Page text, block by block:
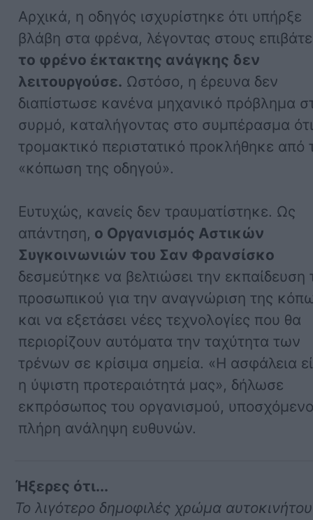
Αρχικά, η οδηγός ισχυρίστηκε ότι υπήρξε
βλάβη στα φρένα, λέγοντας στους
το φρένο έκτακτης ανάγκης δεν
λειτουργούσε. Ωστόσο, η έρευνα δεν
διαπίστωσε κανένα μηχανικό πρόβλημα
συρμό, καταλήγοντας στο συμπέρασμα
τρομακτικό περιστατικό προκλήθηκε από
«κόπωση της οδηγού».
Ευτυχώς, κανείς δεν τραυματίστηκε. Ως
απάντηση, ο Οργανισμός Αστικών
Συγκοινωνιών του Σαν Φρανσίσκο
δεσμεύτηκε να βελτιώσει την εκπαίδευση
προσωπικού για την αναγνώριση της
και να εξετάσει νέες τεχνολογίες που θα
περιορίζουν αυτόματα την ταχύτητα των
τρένων σε κρίσιμα σημεία. «Η ασφάλεια
η ύψιστη προτεραιότητά μας», δήλωσε
εκπρόσωπος του οργανισμού,
πλήρη ανάληψη ευθυνών.
Ήξερες ότι...
Το λιγότερο δημοφιλές χρώμα αυτοκινήτου